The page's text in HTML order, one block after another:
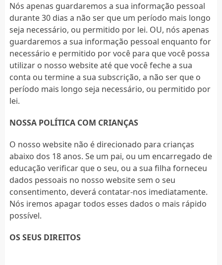
Nós apenas guardaremos a sua informação pessoal
durante 30 dias a não ser que um período mais longo
seja necessário, ou permitido por lei. OU, nós apenas
guardaremos a sua informação pessoal enquanto for
necessário e permitido por você para que você possa
utilizar o nosso website até que você feche a sua
conta ou termine a sua subscrição, a não ser que o
período mais longo seja necessário, ou permitido por
lei.
NOSSA POLÍTICA COM CRIANÇAS
O nosso website não é direcionado para crianças
abaixo dos 18 anos. Se um pai, ou um encarregado de
educação verificar que o seu, ou a sua filha forneceu
dados pessoais no nosso website sem o seu
consentimento, deverá contatar-nos imediatamente.
Nós iremos apagar todos esses dados o mais rápido
possível.
OS SEUS DIREITOS